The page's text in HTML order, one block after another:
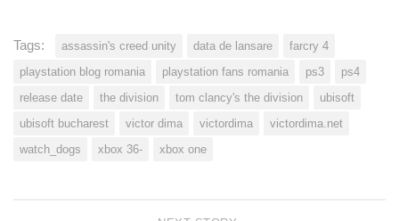
Tags: assassin's creed unity data de lansare
farcry 4
playstation blog romania
playstation fans romania ps3
ps4
release date
the division tom clancy's the division
ubisoft
ubisoft bucharest
victor dima victordima
victordima.net
watch_dogs
xbox 36- xbox one